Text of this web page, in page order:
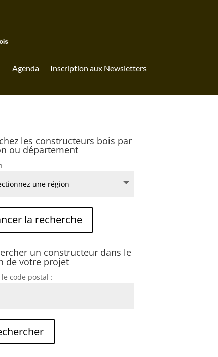
Agenda Inscription aux Newsletters
les constructeurs bois par
ou département
un constructeur dans le
de votre projet
le code postal :